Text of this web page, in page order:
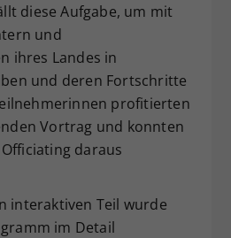
diese Aufgabe, um mit
und
ihres Landes in
und deren Fortschritte
profitierten
Vortrag und konnten
daraus
interaktiven Teil wurde
im Detail